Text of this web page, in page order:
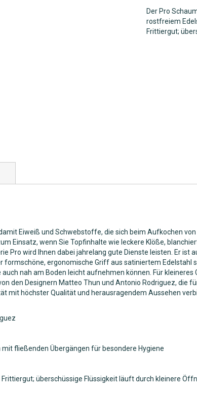
Der Pro
rostfreiem
Frittiergut;
Eiweiß und Schwebstoffe, die sich beim Aufkochen
Einsatz, wenn Sie Topfinhalte wie leckere Klöße,
Pro wird Ihnen dabei jahrelang gute Dienste leisten. Er
ergonomische Griff aus satiniertem Edelstahl
nah am Boden leicht aufnehmen können. Für
den Designern Matteo Thun und Antonio Rodriguez, die
mit höchster Qualität und herausragendem Aussehen
fließenden Übergängen für besondere Hygiene
überschüssige Flüssigkeit läuft durch kleinere